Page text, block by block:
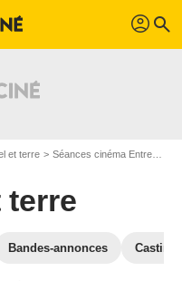
profil search
et terre Séances cinéma Entre ciel et terre
terre
Bandes-annonces Casting